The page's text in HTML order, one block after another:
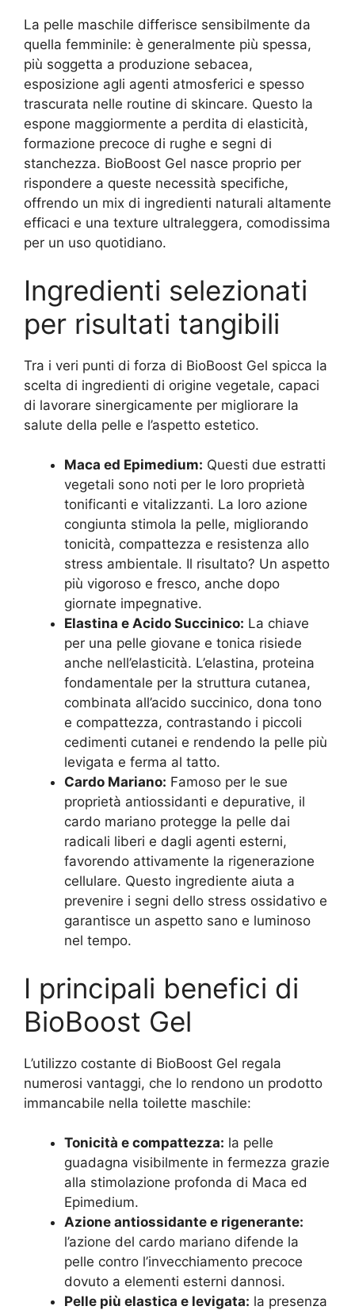
La pelle maschile differisce sensibilmente da
quella femminile: è generalmente più spessa,
più soggetta a produzione sebacea,
esposizione agli agenti atmosferici e spesso
trascurata nelle routine di skincare. Questo la
espone maggiormente a perdita di elasticità,
formazione precoce di rughe e segni di
stanchezza. BioBoost Gel nasce proprio per
rispondere a queste necessità specifiche,
offrendo un mix di ingredienti naturali altamente
efficaci e una texture ultraleggera, comodissima
per un uso quotidiano.
Ingredienti selezionati
per risultati tangibili
Tra i veri punti di forza di BioBoost Gel spicca la
scelta di ingredienti di origine vegetale, capaci
di lavorare sinergicamente per migliorare la
salute della pelle e l’aspetto estetico.
Maca ed Epimedium: Questi due estratti
vegetali sono noti per le loro proprietà
tonificanti e vitalizzanti. La loro azione
congiunta stimola la pelle, migliorando
tonicità, compattezza e resistenza allo
stress ambientale. Il risultato? Un aspetto
più vigoroso e fresco, anche dopo
giornate impegnative.
Elastina e Acido Succinico: La chiave
per una pelle giovane e tonica risiede
anche nell’elasticità. L’elastina, proteina
fondamentale per la struttura cutanea,
combinata all’acido succinico, dona tono
e compattezza, contrastando i piccoli
cedimenti cutanei e rendendo la pelle più
levigata e ferma al tatto.
Cardo Mariano: Famoso per le sue
proprietà antiossidanti e depurative, il
cardo mariano protegge la pelle dai
radicali liberi e dagli agenti esterni,
favorendo attivamente la rigenerazione
cellulare. Questo ingrediente aiuta a
prevenire i segni dello stress ossidativo e
garantisce un aspetto sano e luminoso
nel tempo.
I principali benefici di
BioBoost Gel
L’utilizzo costante di BioBoost Gel regala
numerosi vantaggi, che lo rendono un prodotto
immancabile nella toilette maschile:
Tonicità e compattezza: la pelle
guadagna visibilmente in fermezza grazie
alla stimolazione profonda di Maca ed
Epimedium.
Azione antiossidante e rigenerante:
l’azione del cardo mariano difende la
pelle contro l’invecchiamento precoce
dovuto a elementi esterni dannosi.
Pelle più elastica e levigata: la presenza